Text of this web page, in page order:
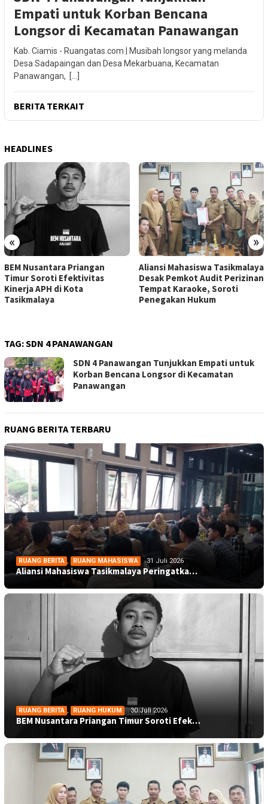
Empati untuk Korban Bencana
Longsor di Kecamatan Panawangan
Kab. Ciamis - Ruangatas.com | Musibah longsor yang melanda
Desa Sadapaingan dan Desa Mekarbuana, Kecamatan
Panawangan, […]
BERITA TERKAIT
HEADLINES
« »
BEM Nusantara Priangan
Timur Soroti Efektivitas
Kinerja APH di Kota
Tasikmalaya
Aliansi Mahasiswa Tasikmalaya
Desak Pemkot Audit Perizinan
Tempat Karaoke, Soroti
Penegakan Hukum
TAG:SDN 4 PANAWANGAN
SDN 4 Panawangan Tunjukkan Empati untuk
Korban Bencana Longsor di Kecamatan
Panawangan
RUANG BERITA TERBARU
RUANG BERITA , RUANG MAHASISWA 31 Juli 2026
Aliansi Mahasiswa Tasikmalaya Peringatka…
RUANG BERITA , RUANG HUKUM 30 Juli 2026
BEM Nusantara Priangan Timur Soroti Efek…